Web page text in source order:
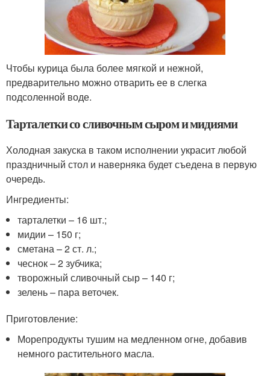
Чтобы курица была более мягкой и нежной,
предварительно можно отварить ее в слегка
подсоленной воде.
Тарталетки со сливочным сыром и мидиями
Холодная закуска в таком исполнении украсит любой
праздничный стол и наверняка будет съедена в первую
очередь.
Ингредиенты:
тарталетки – 16 шт.;
мидии – 150 г;
сметана – 2 ст. л.;
чеснок – 2 зубчика;
творожный сливочный сыр – 140 г;
зелень – пара веточек.
Приготовление:
Морепродукты тушим на медленном огне, добавив
немного растительного масла.